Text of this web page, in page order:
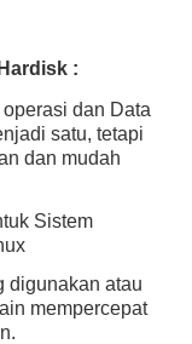
:
dan Data
satu, tetapi
dan mudah
Sistem
digunakan atau
mempercepat